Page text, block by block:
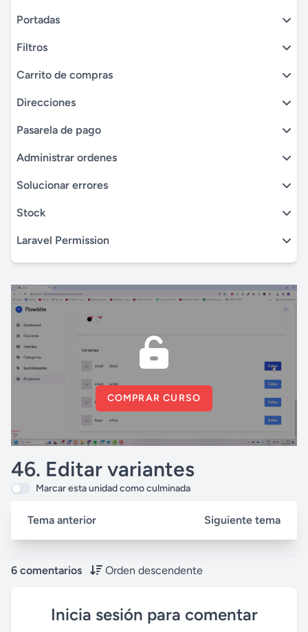
COMPRAR CURSO
46. Editar variantes
Marcar esta unidad como culminada
Tema anterior Siguiente tema
6 comentarios Orden descendente
Inicia sesión para comentar
Portadas
Filtros
Carrito de compras
Direcciones
Pasarela de pago
Administrar ordenes
Solucionar errores
Stock
Laravel Permission